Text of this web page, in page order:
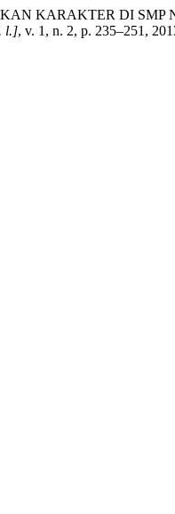
KARAKTER DI
l.], v. 1, n. 2, p. 235–251,